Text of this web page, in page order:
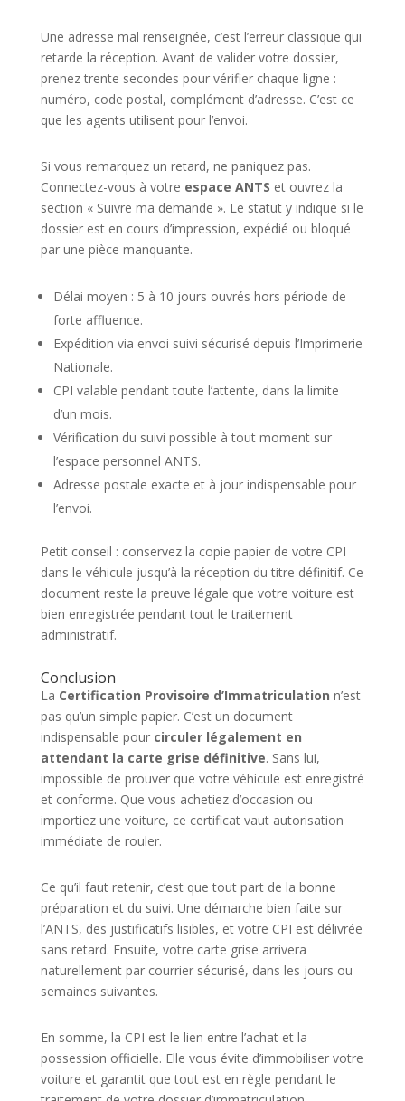
Une adresse mal renseignée, c’est l’erreur classique qui
retarde la réception. Avant de valider votre dossier,
prenez trente secondes pour vérifier chaque ligne :
numéro, code postal, complément d’adresse. C’est ce
que les agents utilisent pour l’envoi.
Si vous remarquez un retard, ne paniquez pas.
Connectez-vous à votre espace ANTS et ouvrez la
section « Suivre ma demande ». Le statut y indique si le
dossier est en cours d’impression, expédié ou bloqué
par une pièce manquante.
Délai moyen : 5 à 10 jours ouvrés hors période de
forte affluence.
Expédition via envoi suivi sécurisé depuis l’Imprimerie
Nationale.
CPI valable pendant toute l’attente, dans la limite
d’un mois.
Vérification du suivi possible à tout moment sur
l’espace personnel ANTS.
Adresse postale exacte et à jour indispensable pour
l’envoi.
Petit conseil : conservez la copie papier de votre CPI
dans le véhicule jusqu’à la réception du titre définitif. Ce
document reste la preuve légale que votre voiture est
bien enregistrée pendant tout le traitement
administratif.
Conclusion
La Certification Provisoire d’Immatriculation n’est
pas qu’un simple papier. C’est un document
indispensable pour circuler légalement en
attendant la carte grise définitive. Sans lui,
impossible de prouver que votre véhicule est enregistré
et conforme. Que vous achetiez d’occasion ou
importiez une voiture, ce certificat vaut autorisation
immédiate de rouler.
Ce qu’il faut retenir, c’est que tout part de la bonne
préparation et du suivi. Une démarche bien faite sur
l’ANTS, des justificatifs lisibles, et votre CPI est délivrée
sans retard. Ensuite, votre carte grise arrivera
naturellement par courrier sécurisé, dans les jours ou
semaines suivantes.
En somme, la CPI est le lien entre l’achat et la
possession officielle. Elle vous évite d’immobiliser votre
voiture et garantit que tout est en règle pendant le